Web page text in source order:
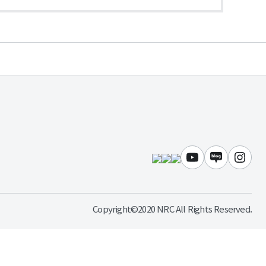
유튜브블로그인스
Copyright©2020 NRC All Rights Reserved.